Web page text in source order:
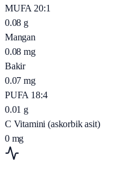
MUFA 20:1
0.08 g
Mangan
0.08 mg
Bakir
0.07 mg
PUFA 18:4
0.01 g
C Vitamini (askorbik asit)
0 mg